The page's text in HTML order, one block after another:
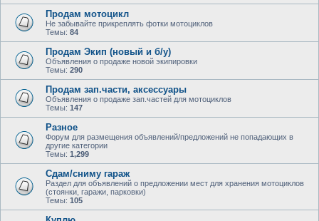
Продам мотоцикл
Не забывайте прикреплять фотки мотоциклов
Темы: 84
Продам Экип (новый и б/у)
Объявления о продаже новой экипировки
Темы: 290
Продам зап.части, аксессуары
Объявления о продаже зап.частей для мотоциклов
Темы: 147
Разное
Форум для размещения объявлений/предложений не попадающих в
другие категории
Темы: 1,299
Сдам/сниму гараж
Раздел для объявлений о предложении мест для хранения мотоциклов
(стоянки, гаражи, парковки)
Темы: 105